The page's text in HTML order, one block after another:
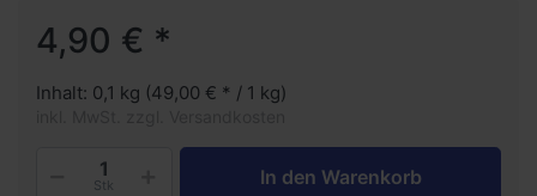
4,90 € *
Inhalt: 0,1 kg (49,00 € * / 1 kg)
Stk In den Warenkorb